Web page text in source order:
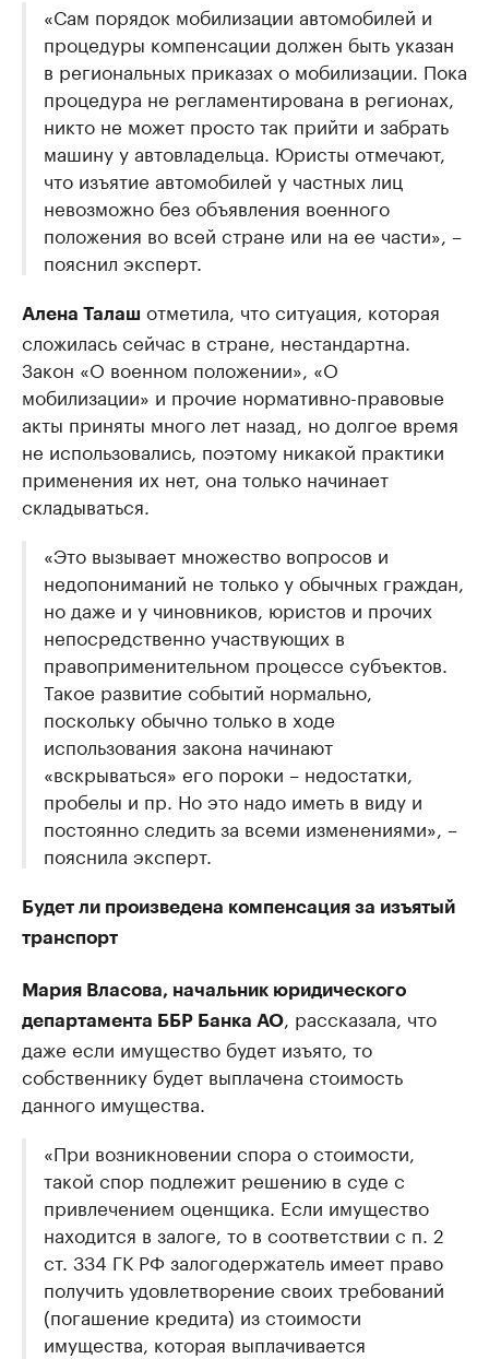
«Сам порядок мобилизации автомобилей и
процедуры компенсации должен быть указан
в региональных приказах о мобилизации. Пока
процедура не регламентирована в регионах,
никто не может просто так прийти и забрать
машину у автовладельца. Юристы отмечают,
что изъятие автомобилей у частных лиц
невозможно без объявления военного
положения во всей стране или на ее части», –
пояснил эксперт.
Алена Талаш отметила, что ситуация, которая
сложилась сейчас в стране, нестандартна.
Закон «О военном положении», «О
мобилизации» и прочие нормативно-правовые
акты приняты много лет назад, но долгое время
не использовались, поэтому никакой практики
применения их нет, она только начинает
складываться.
«Это вызывает множество вопросов и
недопониманий не только у обычных граждан,
но даже и у чиновников, юристов и прочих
непосредственно участвующих в
правоприменительном процессе субъектов.
Такое развитие событий нормально,
поскольку обычно только в ходе
использования закона начинают
«вскрываться» его пороки – недостатки,
пробелы и пр. Но это надо иметь в виду и
постоянно следить за всеми изменениями», –
пояснила эксперт.
Будет ли произведена компенсация за изъятый
транспорт
Мария Власова, начальник юридического
департамента ББР Банка АО
, рассказала, что
даже если имущество будет изъято, то
собственнику будет выплачена стоимость
данного имущества.
«При возникновении спора о стоимости,
такой спор подлежит решению в суде с
привлечением оценщика. Если имущество
находится в залоге, то в соответствии с п. 2
ст. 334 ГК РФ залогодержатель имеет право
получить удовлетворение своих требований
(погашение кредита) из стоимости
имущества, которая выплачивается